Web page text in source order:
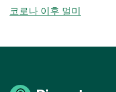
코로나 이후 멀미